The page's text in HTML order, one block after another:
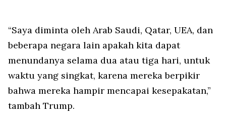
“Saya diminta oleh Arab Saudi, Qatar, UEA, dan
beberapa negara lain apakah kita dapat
menundanya selama dua atau tiga hari, untuk
waktu yang singkat, karena mereka berpikir
bahwa mereka hampir mencapai kesepakatan,”
tambah Trump.